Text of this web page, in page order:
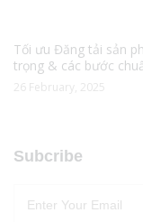
Tối ưu Đăng tải sản
trọng & các bước
26 February, 2025
Subcribe